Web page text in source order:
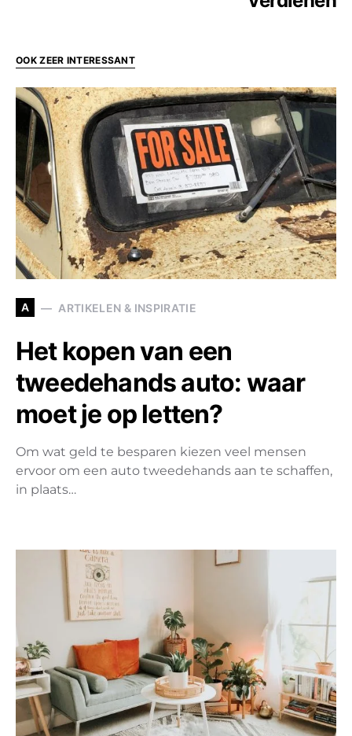
OOK ZEER INTERESSANT
A ARTIKELEN & INSPIRATIE
Het kopen van een
tweedehands auto: waar
moet je op letten?
Om wat geld te besparen kiezen veel mensen
ervoor om een auto tweedehands aan te schaffen,
in plaats…